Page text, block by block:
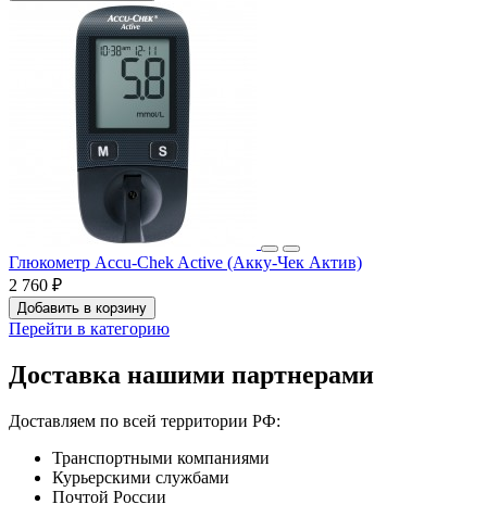
Глюкометр Accu-Chek Active (Акку-Чек Актив)
2 760 ₽
Добавить в корзину
Перейти в категорию
Доставка нашими партнерами
Доставляем по всей территории РФ:
Транспортными компаниями
Курьерскими службами
Почтой России